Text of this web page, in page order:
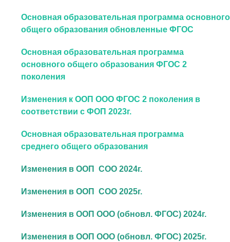
Основная образовательная программа основного
общего образования обновленные ФГОС
Основная образовательная программа
основного общего образования ФГОС 2
поколения
Изменения к ООП ООО ФГОС 2 поколения в
соответствии с ФОП 2023г.
Основная образовательная программа
среднего общего образования
Изменения в ООП СОО 2024г.
Изменения в ООП СОО 2025г.
Изменения в ООП ООО (обновл. ФГОС) 2024г.
Изменения в ООП ООО (обновл. ФГОС) 2025г.